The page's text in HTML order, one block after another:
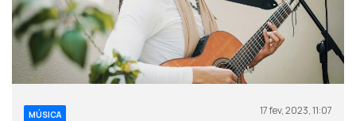
MÚSICA 17 fev, 2023, 11:07